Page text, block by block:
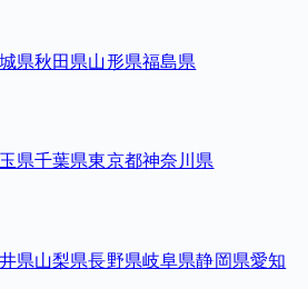
県秋田県山形県福島県
県千葉県東京都神奈川県
県山梨県長野県岐阜県静岡県愛知